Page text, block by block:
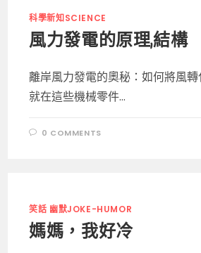
科學新知SCIENCE
風力發電的原理,結構
離岸風力發電的奧秘：如何將風
就在這些機械零件...
0 COMMENTS
笑話 幽默JOKE-HUMOR
媽媽，我好冷